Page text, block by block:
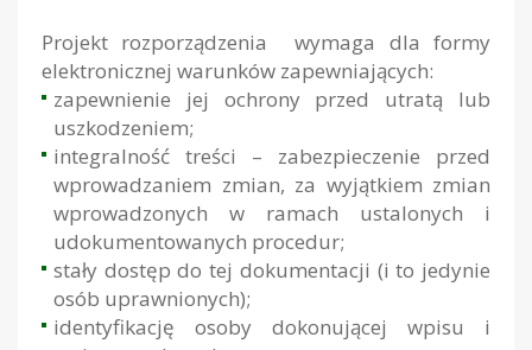
Projekt rozporządzenia wymaga dla formy
elektronicznej warunków zapewniających:
zapewnienie jej ochrony przed utratą lub
uszkodzeniem;
integralność treści – zabezpieczenie przed
wprowadzaniem zmian, za wyjątkiem zmian
wprowadzonych w ramach ustalonych i
udokumentowanych procedur;
stały dostęp do tej dokumentacji (i to jedynie
osób uprawnionych);
identyfikację osoby dokonującej wpisu i